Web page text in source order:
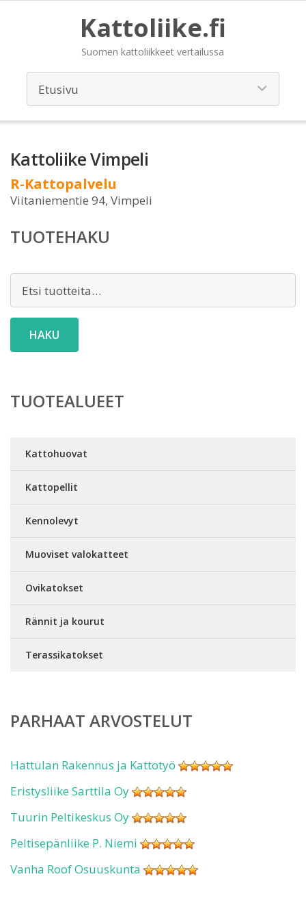
Kattoliike.fi
Suomen kattoliikkeet vertailussa
Kattoliike Vimpeli
R-Kattopalvelu
Viitaniementie 94, Vimpeli
TUOTEHAKU
HAKU
TUOTEALUEET
Kattohuovat
Kattopellit
Kennolevyt
Muoviset valokatteet
Ovikatokset
Rännit ja kourut
Terassikatokset
PARHAAT ARVOSTELUT
Hattulan Rakennus ja Kattotyö
Eristysliike Sarttila Oy
Tuurin Peltikeskus Oy
Peltisepänliike P. Niemi
Vanha Roof Osuuskunta